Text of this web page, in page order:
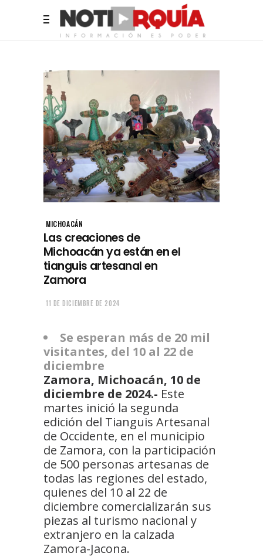
MICHOACÁN
Las creaciones de
Michoacán ya están en el
tianguis artesanal en
Zamora
11 DE DICIEMBRE DE 2024
Se esperan más de 20 mil
visitantes, del 10 al 22 de
diciembre
Zamora, Michoacán, 10 de
diciembre de 2024.- Este
martes inició la segunda
edición del Tianguis Artesanal
de Occidente, en el municipio
de Zamora, con la participación
de 500 personas artesanas de
todas las regiones del estado,
quienes del 10 al 22 de
diciembre comercializarán sus
piezas al turismo nacional y
extranjero en la calzada
Zamora-Jacona.